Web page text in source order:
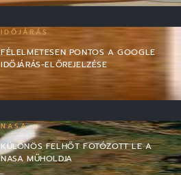
IDŐJÁRÁS
FÉLELMETESEN PONTOS A GOOGLE
IDŐJÁRÁS-ELŐREJELZÉSE
NASA
KÜLÖNÖS FELHŐT FOTÓZOTT LE A
NASA MŰHOLDJA